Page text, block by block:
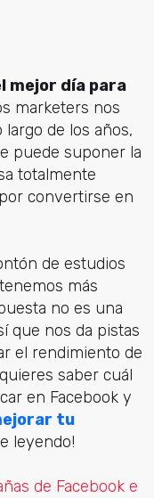
mejor día para
marketers nos
de los años,
puede suponer la
totalmente
convertirse en
de estudios
más
no es una
que nos da pistas
el rendimiento de
saber cuál
en Facebook y
tu
leyendo!
de Facebook e